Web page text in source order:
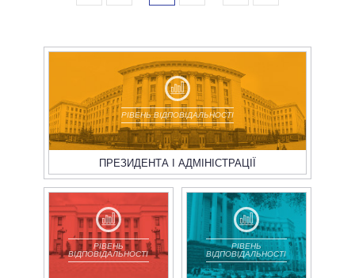
РІВЕНЬ ВІДПОВІДАЛЬНОСТІ
ПРЕЗИДЕНТА І АДМІНІСТРАЦІЇ
РІВЕНЬ
ВІДПОВІДАЛЬНОСТІ
РІВЕНЬ
ВІДПОВІДАЛЬНОСТІ